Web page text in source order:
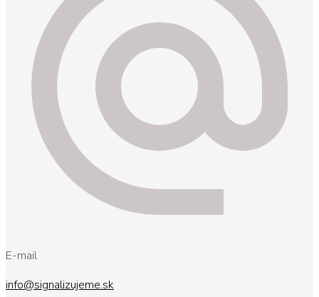
E-mail
info@signalizujeme.sk